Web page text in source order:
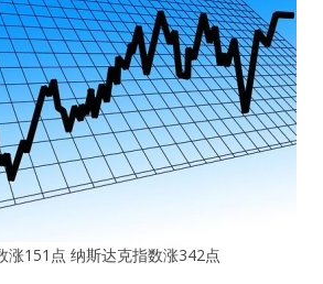
涨151点 纳斯达克指数涨342点